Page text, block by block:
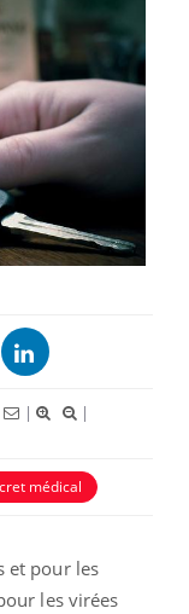
|
|
médical
et pour les
les virées